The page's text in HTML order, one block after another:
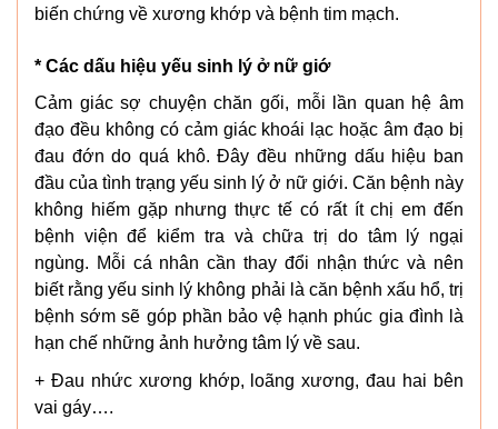
biến chứng về xương khớp và bệnh tim mạch.
* Các dấu hiệu yếu sinh lý ở nữ giớ
Cảm giác sợ chuyện chăn gối, mỗi lần quan hệ âm
đạo đều không có cảm giác khoái lạc hoặc âm đạo bị
đau đớn do quá khô. Đây đều những dấu hiệu ban
đầu của tình trạng yếu sinh lý ở nữ giới. Căn bệnh này
không hiếm gặp nhưng thực tế có rất ít chị em đến
bệnh viện để kiểm tra và chữa trị do tâm lý ngại
ngùng. Mỗi cá nhân cần thay đổi nhận thức và nên
biết rằng yếu sinh lý không phải là căn bệnh xấu hổ, trị
bệnh sớm sẽ góp phần bảo vệ hạnh phúc gia đình là
hạn chế những ảnh hưởng tâm lý về sau.
+ Đau nhức xương khớp, loãng xương, đau hai bên
vai gáy….